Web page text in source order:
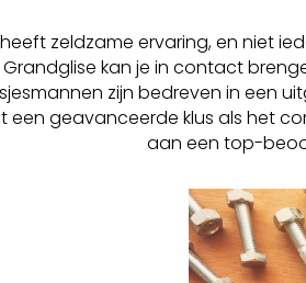
zeldzame ervaring, en niet
Grandglise kan je in contact
zijn bedreven in een
een geavanceerde klus als het
aan een top-